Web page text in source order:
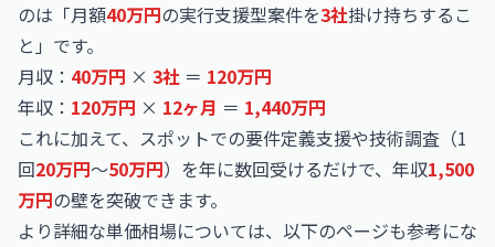
のは「月額40万円の実行支援型案件を3社掛け持ちするこ
と」です。
月収： 40万円 × 3社 ＝ 120万円
年収： 120万円 × 12ヶ月 ＝ 1,440万円
これに加えて、スポットでの要件定義支援や技術調査（1
回20万円〜50万円）を年に数回受けるだけで、年収1,500
万円の壁を突破できます。
より詳細な単価相場については、以下のページも参考にな